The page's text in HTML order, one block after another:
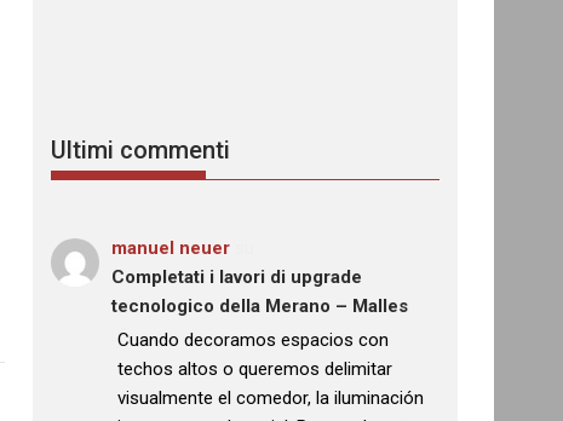
Ultimi commenti
manuel neuer
Completati i lavori di upgrade
tecnologico della Merano – Malles
: “
Cuando decoramos espacios con
techos altos o queremos delimitar
visualmente el comedor, la iluminación